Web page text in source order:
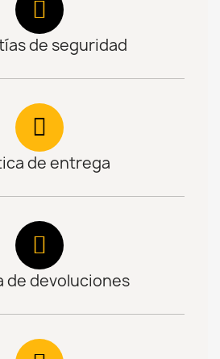
de seguridad
de entrega
de devoluciones